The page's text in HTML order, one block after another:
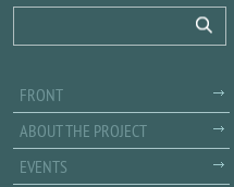
FRONT
ABOUT THE PROJECT
EVENTS